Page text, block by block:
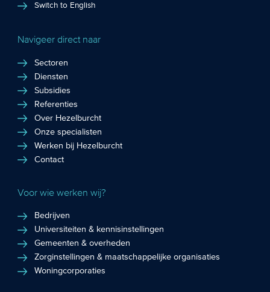
Switch to English
Navigeer direct naar
Sectoren
Diensten
Subsidies
Referenties
Over Hezelburcht
Onze specialisten
Werken bij Hezelburcht
Contact
Voor wie werken wij?
Bedrijven
Universiteiten & kennisinstellingen
Gemeenten & overheden
Zorginstellingen & maatschappelijke organisaties
Woningcorporaties